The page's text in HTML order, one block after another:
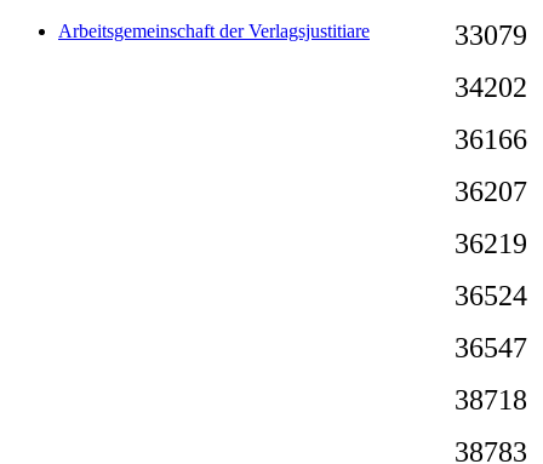
Arbeitsgemeinschaft der Verlagsjustitiare